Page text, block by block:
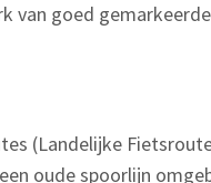
van goed
(Landelijke
oude spoorlijn